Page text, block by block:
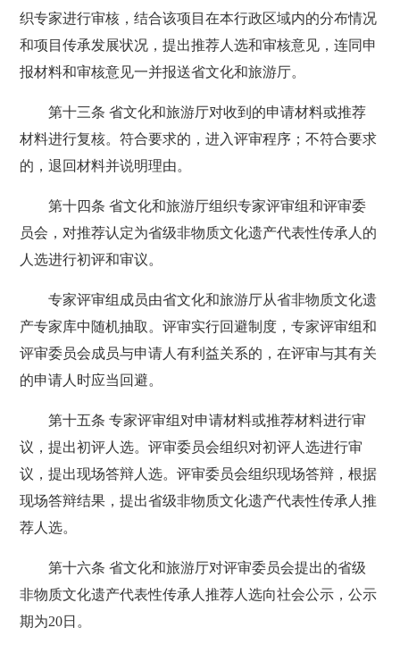
织专家进行审核，结合该项目在本行政区域内的分布情况
和项目传承发展状况，提出推荐人选和审核意见，连同申
报材料和审核意见一并报送省文化和旅游厅。
第十三条 省文化和旅游厅对收到的申请材料或推荐
材料进行复核。符合要求的，进入评审程序；不符合要求
的，退回材料并说明理由。
第十四条 省文化和旅游厅组织专家评审组和评审委
员会，对推荐认定为省级非物质文化遗产代表性传承人的
人选进行初评和审议。
专家评审组成员由省文化和旅游厅从省非物质文化遗
产专家库中随机抽取。评审实行回避制度，专家评审组和
评审委员会成员与申请人有利益关系的，在评审与其有关
的申请人时应当回避。
第十五条 专家评审组对申请材料或推荐材料进行审
议，提出初评人选。评审委员会组织对初评人选进行审
议，提出现场答辩人选。评审委员会组织现场答辩，根据
现场答辩结果，提出省级非物质文化遗产代表性传承人推
荐人选。
第十六条 省文化和旅游厅对评审委员会提出的省级
非物质文化遗产代表性传承人推荐人选向社会公示，公示
期为20日。